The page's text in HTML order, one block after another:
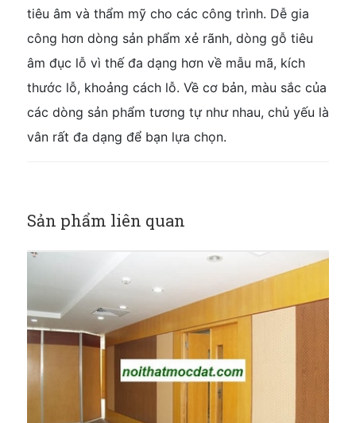
tiêu âm và thẩm mỹ cho các công trình. Dễ gia
công hơn dòng sản phẩm xẻ rãnh, dòng gỗ tiêu
âm đục lỗ vì thế đa dạng hơn về mẫu mã, kích
thước lỗ, khoảng cách lỗ. Về cơ bản, màu sắc của
các dòng sản phẩm tương tự như nhau, chủ yếu là
vân rất đa dạng để bạn lựa chọn.
Sản phẩm liên quan